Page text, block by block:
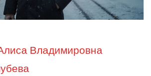
Владимировна